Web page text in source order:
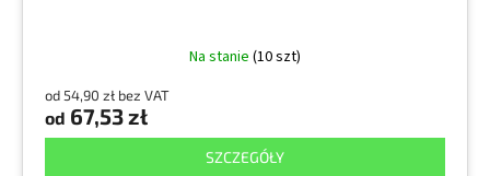
Na stanie (10 szt)
od 54,90 zł bez VAT
od 67,53 zł
SZCZEGÓŁY